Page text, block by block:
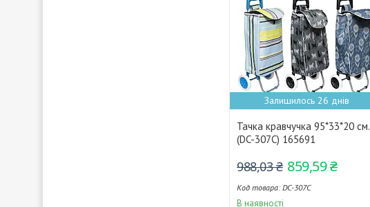
Залишилось 26 днів
Тачка кравчучка 95*33*20 см.
(DC-307C) 165691
988,03 ₴ 859,59 ₴
DC-307C
В наявності